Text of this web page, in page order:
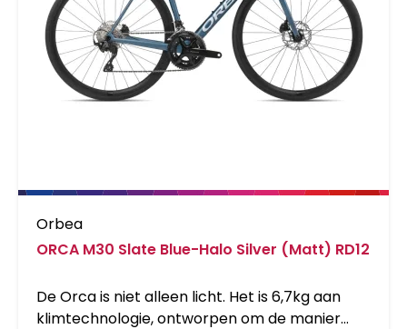
Orbea
ORCA M30 Slate Blue-Halo Silver (Matt) RD12
De Orca is niet alleen licht. Het is 6,7kg aan
klimtechnologie, ontworpen om de manier